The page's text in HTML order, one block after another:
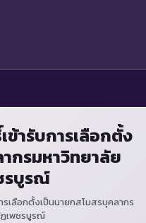
ข้ารับการเลือกตั้ง
กรมหาวิทยาลัย
รบูรณ์
รเลือกตั้งเป็นนายกสโมสรบุคลากร
เพชรบูรณ์